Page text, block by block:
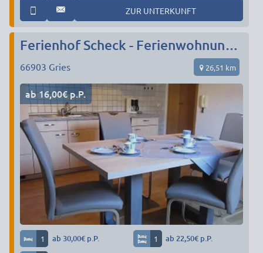
ZUR UNTERKUNFT
Ferienhof Scheck - Ferienwohnungen u. Gästezimmer
66903 Gries 26,51 km
ab 16,00€ p.P.
1 ab 30,00€ p.P. 1 ab 22,50€ p.P.